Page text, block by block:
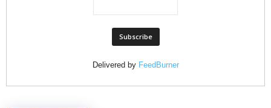
Delivered by FeedBurner